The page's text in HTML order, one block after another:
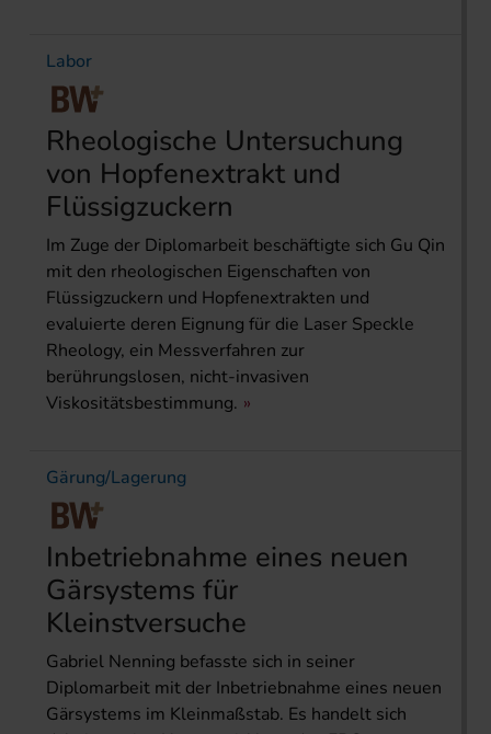
Labor
Rheologische Untersuchung
von Hopfenextrakt und
Flüssigzuckern
Im Zuge der Diplomarbeit beschäftigte sich Gu Qin
mit den rheologischen Eigenschaften von
Flüssigzuckern und Hopfenextrakten und
evaluierte deren Eignung für die Laser Speckle
Rheology, ein Messverfahren zur
berührungslosen, nicht-invasiven
Viskositätsbestimmung.
Gärung/Lagerung
Inbetriebnahme eines neuen
Gärsystems für
Kleinstversuche
Gabriel Nenning befasste sich in seiner
Diplomarbeit mit der Inbetriebnahme eines neuen
Gärsystems im Kleinmaßstab. Es handelt sich